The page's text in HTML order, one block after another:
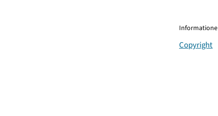
Copyright